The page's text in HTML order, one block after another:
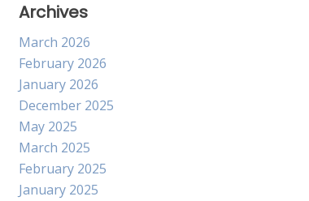
Archives
March 2026
February 2026
January 2026
December 2025
May 2025
March 2025
February 2025
January 2025